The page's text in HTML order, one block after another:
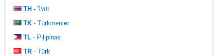
TH - ไทย
TK - Türkmenler
TL - Pilipinas
TR - Türk